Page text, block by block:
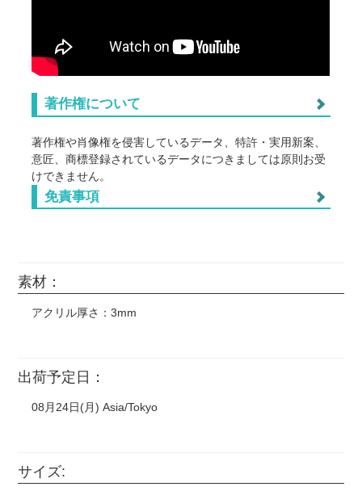
著作権について
著作権や肖像権を侵害しているデータ、特許・実用新案、
意匠、商標登録されているデータにつきましては原則お受
けできません。
また以下につきましては正式な許可を得ていない場合、個
人使用や無料配布、1個のみ、などに関わらずお受けでき
任天堂作品(ポケモン、スプラトゥーン、星のカービィな
ど) サンリオ ディズニー(キングダムハーツ、ツイステ
など) ジブリ作品 藤子不二雄作品 サンライズ作品(ガ
CD、DVD、映画のポスター、ロゴマーク（企業・団体・
す。
・著作権元の許諾のない二次創作は制作をお断りする場合
免責事項
※色味のイメージ違い（パステルカラー系の淡い色彩・解像度
不足によるジャギー（ガタツキ）など）
※落下や衝撃によるアクリルの破損。
アクリルの歪みと破損。
※印刷データが著作権や肖像権など第三者の知的財産等を侵害
した場合の一切の責任。
素材：
アクリル厚さ：3mm
出荷予定日：
08月24日(月) Asia/Tokyo
サイズ: